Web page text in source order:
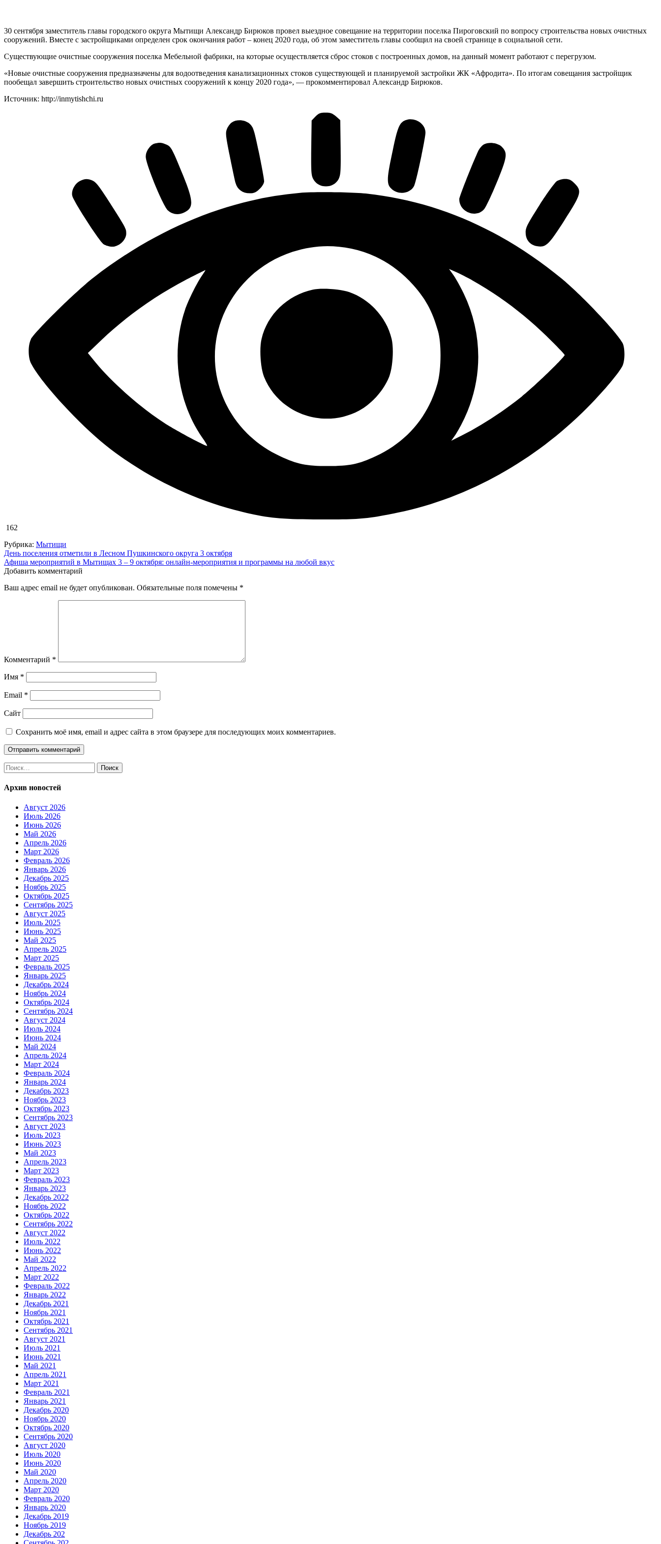
30 сентября заместитель главы городского округа Мытищи Александр Бирюков провел выездное совещание на территории поселка Пироговский по вопросу строительства новых очистных
сооружений. Вместе с застройщиками определен срок окончания работ – конец 2020 года, об этом заместитель главы сообщил на своей странице в социальной сети.
Существующие очистные сооружения поселка Мебельной фабрики, на которые осуществляется сброс стоков с построенных домов, на данный момент работают с перегрузом.
«Новые очистные сооружения предназначены для водоотведения канализационных стоков существующей и планируемой застройки ЖК «Афродита». По итогам совещания застройщик
пообещал завершить строительство новых очистных сооружений к концу 2020 года», — прокомментировал Александр Бирюков.
Источник: http://inmytishchi.ru
162
Рубрика: Мытищи
Навигация
по
День поселения отметили в Лесном Пушкинского округа 3 октября
Афиша мероприятий в Мытищах 3 – 9 октября: онлайн-мероприятия и программы на любой вкус
Добавить комментарий
Ваш адрес email не будет опубликован. Обязательные поля помечены *
Комментарий *
Имя *
Email *
Сайт
Сохранить моё имя, email и адрес сайта в этом браузере для последующих моих комментариев.
Найти:
Архив новостей
Август 2026
Июль 2026
Июнь 2026
Май 2026
Апрель 2026
Март 2026
Февраль 2026
Январь 2026
Декабрь 2025
Ноябрь 2025
Октябрь 2025
Сентябрь 2025
Август 2025
Июль 2025
Июнь 2025
Май 2025
Апрель 2025
Март 2025
Февраль 2025
Январь 2025
Декабрь 2024
Ноябрь 2024
Октябрь 2024
Сентябрь 2024
Август 2024
Июль 2024
Июнь 2024
Май 2024
Апрель 2024
Март 2024
Февраль 2024
Январь 2024
Декабрь 2023
Ноябрь 2023
Октябрь 2023
Сентябрь 2023
Август 2023
Июль 2023
Июнь 2023
Май 2023
Апрель 2023
Март 2023
Февраль 2023
Январь 2023
Декабрь 2022
Ноябрь 2022
Октябрь 2022
Сентябрь 2022
Август 2022
Июль 2022
Июнь 2022
Май 2022
Апрель 2022
Март 2022
Февраль 2022
Январь 2022
Декабрь 2021
Ноябрь 2021
Октябрь 2021
Сентябрь 2021
Август 2021
Июль 2021
Июнь 2021
Май 2021
Апрель 2021
Март 2021
Февраль 2021
Январь 2021
Декабрь 2020
Ноябрь 2020
Октябрь 2020
Сентябрь 2020
Август 2020
Июль 2020
Июнь 2020
Май 2020
Апрель 2020
Март 2020
Февраль 2020
Январь 2020
Декабрь 2019
Ноябрь 2019
Декабрь 202